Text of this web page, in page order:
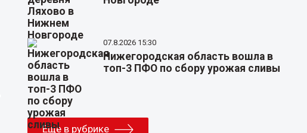
07.8.2026 15:30
Нижегородская область вошла в
топ-3 ПФО по сбору урожая сливы
Еще в рубрике